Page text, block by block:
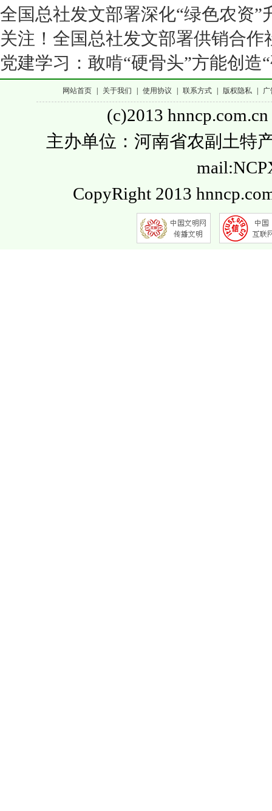
全国总社发文部署深化“绿色农资”
关注！全国总社发文部署供销合
党建学习：敢啃“硬骨头”方能创造
网站首页 关于我们 使用协议 联系方式 版权隐私 广
(c)2013
主办单位：河南省农副土特
CopyRight 2013